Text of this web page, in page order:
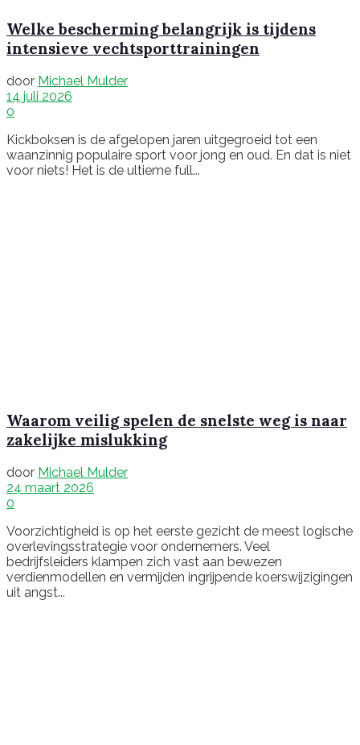
Welke bescherming belangrijk is tijdens
intensieve vechtsporttrainingen
door Michael Mulder
14 juli 2026
0
Kickboksen is de afgelopen jaren uitgegroeid tot een
waanzinnig populaire sport voor jong en oud. En dat is niet
voor niets! Het is de ultieme full...
Waarom veilig spelen de snelste weg is naar
zakelijke mislukking
door Michael Mulder
24 maart 2026
0
Voorzichtigheid is op het eerste gezicht de meest logische
overlevingsstrategie voor ondernemers. Veel
bedrijfsleiders klampen zich vast aan bewezen
verdienmodellen en vermijden ingrijpende koerswijzigingen
uit angst...